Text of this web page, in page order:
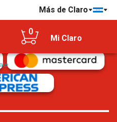
Más de Claro
0
Mi Claro
débito aceptadas